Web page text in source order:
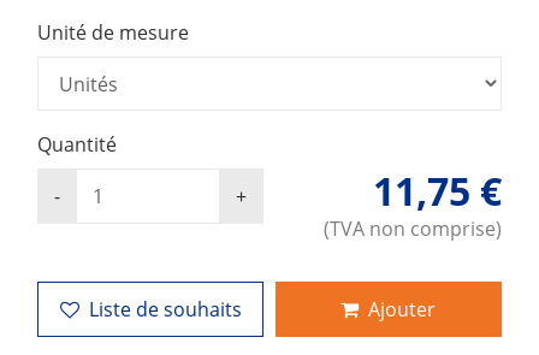
Unité de mesure
Quantité
11,75 €
(TVA non comprise)
Liste de souhaits Ajouter